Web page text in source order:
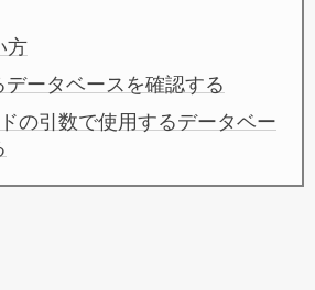
方
ータベースを確認する
の引数で使用するデータベー